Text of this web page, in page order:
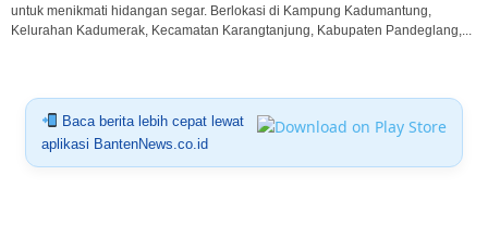
untuk menikmati hidangan segar. Berlokasi di Kampung Kadumantung,
Kelurahan Kadumerak, Kecamatan Karangtanjung, Kabupaten Pandeglang,...
Baca berita lebih cepat lewat
aplikasi BantenNews.co.id